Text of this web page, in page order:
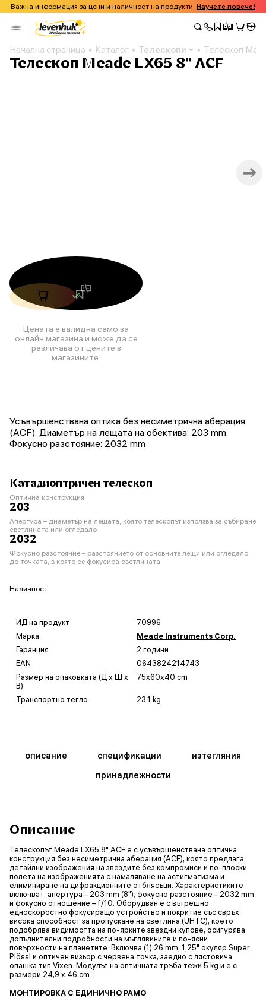
Важна информация за цени и наличност на продукти. Научете повече!
Начална страница Каталог Телескопи Телескоп
Телескоп Meade LX65 8" ACF
Цената е валидна само за
онлайн магазина и може да се
различава от цените в
магазините.
Усъвършенствана оптика без несиметрична аберация
(ACF). Диаметър на лещата на обектива: 203 mm.
Фокусно разстояние: 2032 mm
Катадиоптричен телескоп
Оптична конструкция
203
Апертура – диаметър на лещата, която телескопът използва за събиране
светлината или огледало
2032
Фокусно разстояние – разстоянието от основните лещи или огледало
до точката, в която се фокусира светлината
Наличност
ИД на продукт
70996
Марка
Meade Instruments Corp.
Гаранция
2 години
EAN
0643824214743
Размер на опаковката (Д x Ш x
В)
75x60x40 cm
Транспортно тегло 23.1 kg
описание спецификации
изтегляния
принадлежности
Описание
Телескопът Meade LX65 8" ACF е с усъвършенствана оптична
конструкция без несиметрична аберация (ACF), която предлага
детайлни изображения на звездите без компромиси и по-плоски
полета на изображенията с намаляване на астигматизма и
елиминиране на дифракционните отблясъци. Характеристиките
включват: апертура – 203 mm (8"), фокусно разстояние – 2032 mm
и фокусно отношение – f/10. Оборудван е с вътрешно
едноскоростно фокусиращо устройство и покритие със свръх
висока способност за пропускане на светлина (UHTC), което
подобрява видимостта на по-ярките звездни купове, осигурява
допълнителни подробности на мъглявините и по-ясни
повърхности на планетите. Включва (1) 26 mm, 1,25" окуляр Super
Plössl и оптичен визьор с червена точка, заедно с лястовича
опашка тип Vixen. Модулът на оптичната тръба тежи 5 kg и е с
размери 24,9 x 46 cm.
МОНТИРОВКА С ЕДИНИЧНО РАМО